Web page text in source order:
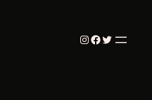
Instagram
Facebook
Twitter